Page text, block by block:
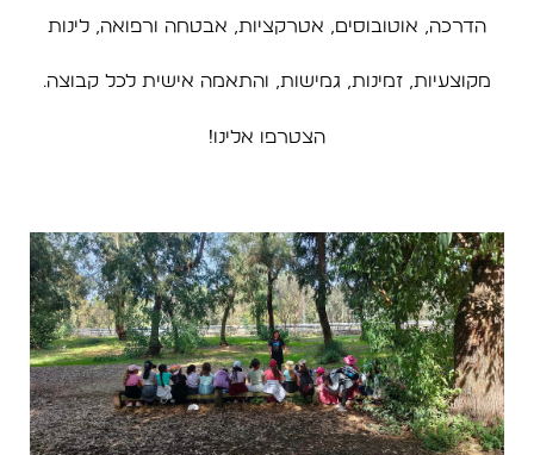
הדרכה, אוטובוסים, אטרקציות, אבטחה ורפואה, לינות
מקוצעיות, זמינות, גמישות, והתאמה אישית לכל קבוצה.
הצטרפו אלינו!